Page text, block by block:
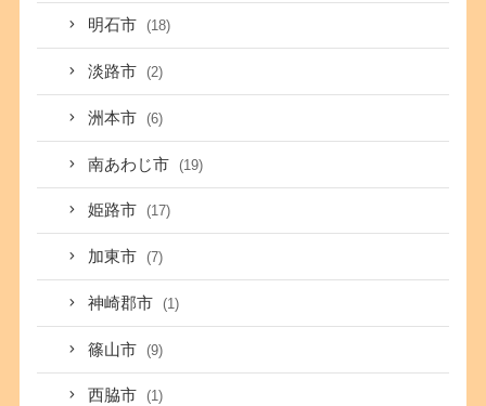
明石市 (18)
淡路市 (2)
洲本市 (6)
南あわじ市 (19)
姫路市 (17)
加東市 (7)
神崎郡市 (1)
篠山市 (9)
西脇市 (1)